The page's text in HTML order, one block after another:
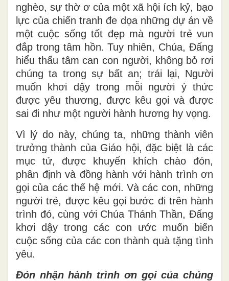
nghèo, sự thờ ơ của một xã hội ích kỷ, bạo
lực của chiến tranh đe dọa những dự án về
một cuộc sống tốt đẹp mà người trẻ vun
đắp trong tâm hồn. Tuy nhiên, Chúa, Đấng
hiểu thấu tâm can con người, không bỏ rơi
chúng ta trong sự bất an; trái lại, Người
muốn khơi dậy trong mỗi người ý thức
được yêu thương, được kêu gọi và được
sai đi như một người hành hương hy vọng.
Vì lý do này, chúng ta, những thành viên
trưởng thành của Giáo hội, đặc biệt là các
mục tử, được khuyến khích chào đón,
phân định và đồng hành với hành trình ơn
gọi của các thế hệ mới. Và các con, những
người trẻ, được kêu gọi bước đi trên hành
trình đó, cùng với Chúa Thánh Thần, Đấng
khơi dậy trong các con ước muốn biến
cuộc sống của các con thành quà tặng tình
yêu.
Đón nhận hành trình ơn gọi của chúng